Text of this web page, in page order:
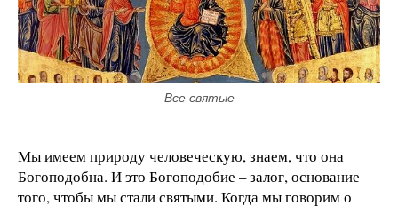
Все святые
Мы имеем природу человеческую, знаем, что она
Богоподобна. И это Богоподобие – залог, основание
того, чтобы мы стали святыми. Когда мы говорим о